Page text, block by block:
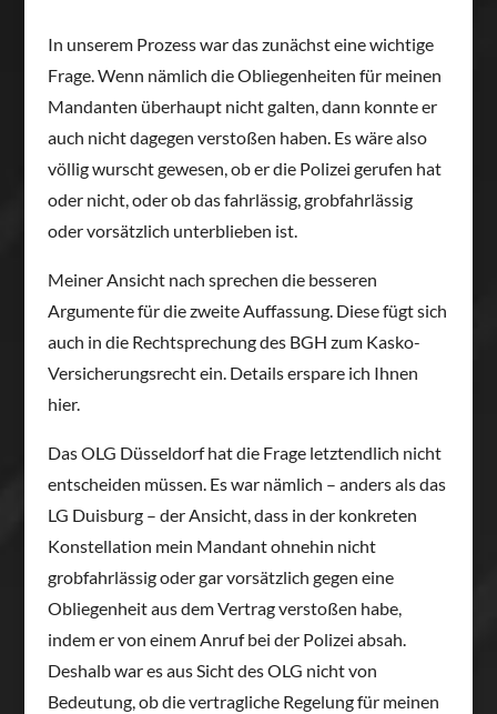
In unserem Prozess war das zunächst eine wichtige
Frage. Wenn nämlich die Obliegenheiten für meinen
Mandanten überhaupt nicht galten, dann konnte er
auch nicht dagegen verstoßen haben. Es wäre also
völlig wurscht gewesen, ob er die Polizei gerufen hat
oder nicht, oder ob das fahrlässig, grobfahrlässig
oder vorsätzlich unterblieben ist.
Meiner Ansicht nach sprechen die besseren
Argumente für die zweite Auffassung. Diese fügt sich
auch in die Rechtsprechung des BGH zum Kasko-
Versicherungsrecht ein. Details erspare ich Ihnen
hier.
Das OLG Düsseldorf hat die Frage letztendlich nicht
entscheiden müssen. Es war nämlich – anders als das
LG Duisburg – der Ansicht, dass in der konkreten
Konstellation mein Mandant ohnehin nicht
grobfahrlässig oder gar vorsätzlich gegen eine
Obliegenheit aus dem Vertrag verstoßen habe,
indem er von einem Anruf bei der Polizei absah.
Deshalb war es aus Sicht des OLG nicht von
Bedeutung, ob die vertragliche Regelung für meinen